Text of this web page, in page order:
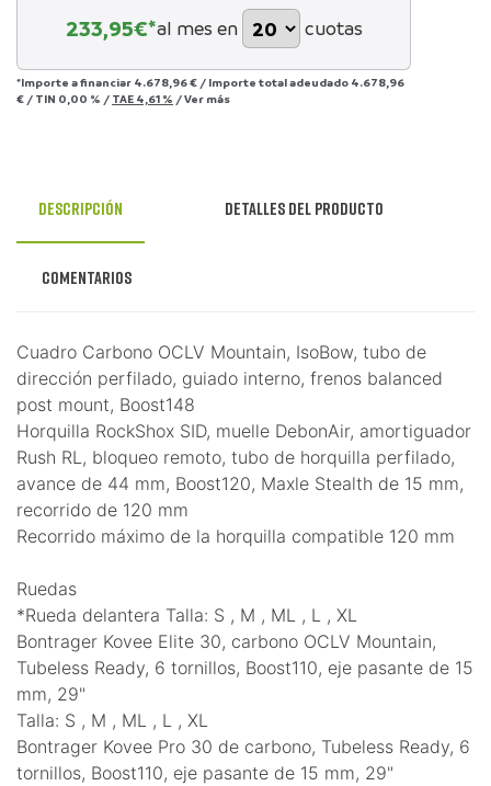
233,95€*al mes en cuotas
*Importe a financiar 4.678,96 € / Importe total adeudado 4.678,96
€ / TIN 0,00 % / TAE 4,61 % /Ver más
Descripción Detalles del producto
Comentarios
Cuadro Carbono OCLV Mountain, IsoBow, tubo de
dirección perfilado, guiado interno, frenos balanced
post mount, Boost148
Horquilla RockShox SID, muelle DebonAir, amortiguador
Rush RL, bloqueo remoto, tubo de horquilla perfilado,
avance de 44 mm, Boost120, Maxle Stealth de 15 mm,
recorrido de 120 mm
Recorrido máximo de la horquilla compatible 120 mm
Ruedas
*Rueda delantera Talla: S , M , ML , L , XL
Bontrager Kovee Elite 30, carbono OCLV Mountain,
Tubeless Ready, 6 tornillos, Boost110, eje pasante de 15
mm, 29"
Talla: S , M , ML , L , XL
Bontrager Kovee Pro 30 de carbono, Tubeless Ready, 6
tornillos, Boost110, eje pasante de 15 mm, 29"